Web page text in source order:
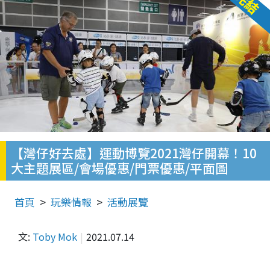
【灣仔好去處】運動博覽2021灣仔開幕！10
大主題展區/會場優惠/門票優惠/平面圖
首頁 玩樂情報 活動展覽
文: Toby Mok 2021.07.14